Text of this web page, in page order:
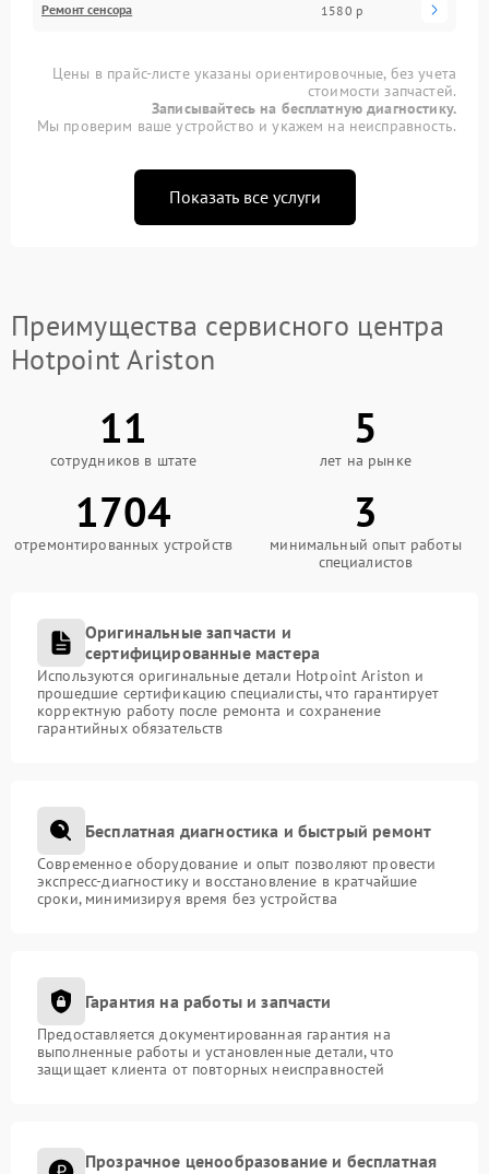
Ремонт сенсора 1580 р
Цены в прайс-листе указаны ориентировочные, без учета
стоимости запчастей.
Записывайтесь на бесплатную диагностику.
Мы проверим ваше устройство и укажем на неисправность.
Показать все услуги
Преимущества сервисного центра
Hotpoint Ariston
11
сотрудников в штате
5
лет на рынке
1704
отремонтированных устройств
3
минимальный опыт работы
специалистов
Оригинальные запчасти и
сертифицированные мастера
Используются оригинальные детали Hotpoint Ariston и
прошедшие сертификацию специалисты, что гарантирует
корректную работу после ремонта и сохранение
гарантийных обязательств
Бесплатная диагностика и быстрый ремонт
Современное оборудование и опыт позволяют провести
экспресс-диагностику и восстановление в кратчайшие
сроки, минимизируя время без устройства
Гарантия на работы и запчасти
Предоставляется документированная гарантия на
выполненные работы и установленные детали, что
защищает клиента от повторных неисправностей
Прозрачное ценообразование и бесплатная